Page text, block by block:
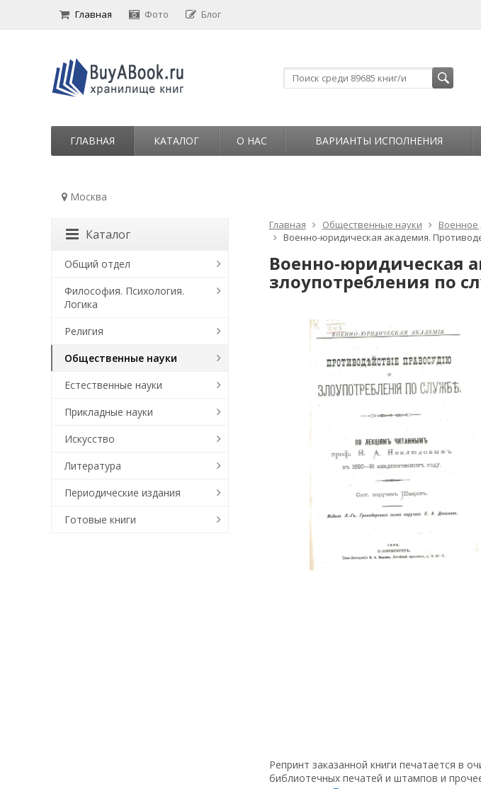
Главная Фото Блог
ГЛАВНАЯ КАТАЛОГ О НАС ВАРИАНТЫ ИСПОЛНЕНИЯ
Москва
Главная Общественные науки
Военное
Военно-юридическая академия.
Военно-юридическая
злоупотребления по
Репринт заказанной книги печатается в
библиотечных печатей и штампов и
Каталог
Общий отдел
Философия. Психология.
Логика
Религия
Общественные науки
Естественные науки
Прикладные науки
Искусство
Литература
Периодические издания
Готовые книги